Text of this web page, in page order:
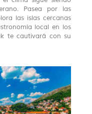
Pasea por las
las islas cercanas
local en los
te cautivará con su